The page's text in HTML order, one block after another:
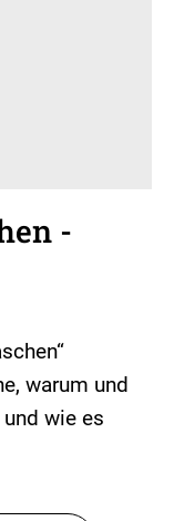
-
warum und
wie es